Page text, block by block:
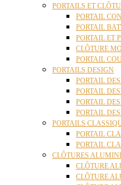
PORTAILS ET
PORTAIL
PORTAIL
PORTAIL ET
CLÔTURE
PORTAIL
PORTAILS DESIGN
PORTAIL
PORTAIL
PORTAIL
PORTAIL
PORTAILS
PORTAIL
PORTAIL
CLÔTURES
CLÔTURE
CLÔTURE